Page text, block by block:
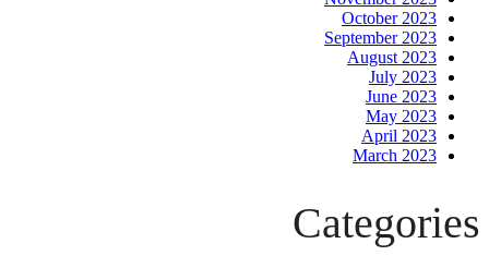
October 2023
September 2023
August 2023
July 2023
June 2023
May 2023
April 2023
March 2023
Categories